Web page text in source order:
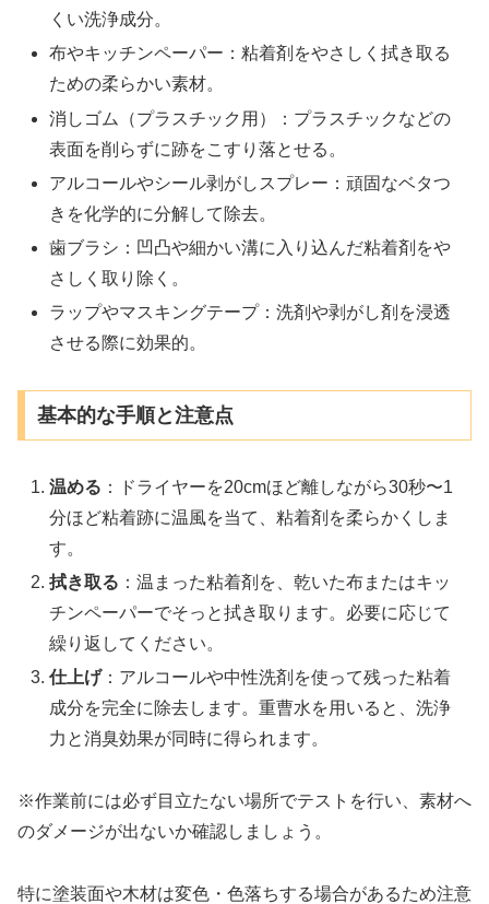
くい洗浄成分。
布やキッチンペーパー：粘着剤をやさしく拭き取る
ための柔らかい素材。
消しゴム（プラスチック用）：プラスチックなどの
表面を削らずに跡をこすり落とせる。
アルコールやシール剥がしスプレー：頑固なベタつ
きを化学的に分解して除去。
歯ブラシ：凹凸や細かい溝に入り込んだ粘着剤をや
さしく取り除く。
ラップやマスキングテープ：洗剤や剥がし剤を浸透
させる際に効果的。
基本的な手順と注意点
温める ：ドライヤーを20cmほど離しながら30秒〜1
分ほど粘着跡に温風を当て、粘着剤を柔らかくしま
す。
拭き取る ：温まった粘着剤を、乾いた布またはキッ
チンペーパーでそっと拭き取ります。必要に応じて
繰り返してください。
仕上げ：アルコールや中性洗剤を使って残った粘着
成分を完全に除去します。重曹水を用いると、洗浄
力と消臭効果が同時に得られます。
※作業前には必ず目立たない場所でテストを行い、素材へ
のダメージが出ないか確認しましょう。
特に塗装面や木材は変色・色落ちする場合があるため注意